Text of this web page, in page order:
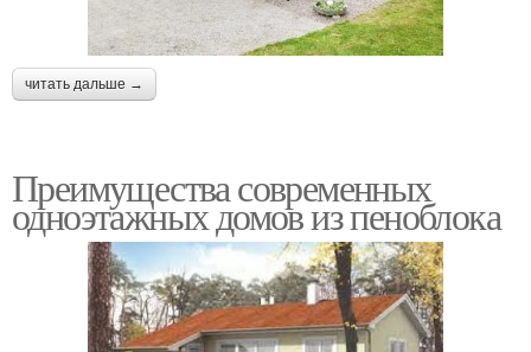
читать дальше →
Преимущества современных
одноэтажных домов из пеноблока